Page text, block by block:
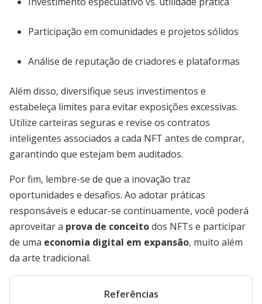
Participação em comunidades e projetos sólidos
Análise de reputação de criadores e plataformas
Além disso, diversifique seus investimentos e
estabeleça limites para evitar exposições excessivas.
Utilize carteiras seguras e revise os contratos
inteligentes associados a cada NFT antes de comprar,
garantindo que estejam bem auditados.
Por fim, lembre-se de que a inovação traz
oportunidades e desafios. Ao adotar práticas
responsáveis e educar-se continuamente, você poderá
aproveitar a prova de conceitodos NFTs e participar
de uma economia digital em expansão, muito além
da arte tradicional.
Referências